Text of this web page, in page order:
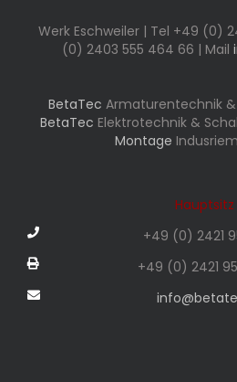
Werk Eschweiler | Tel +49 (0)
(0) 2403 555 464 66 | Mail
BetaTec Armaturentechnik
BetaTec Elektrotechnik &
Montage
Hauptsitz
+49 (0) 2421
+49 (0) 2421